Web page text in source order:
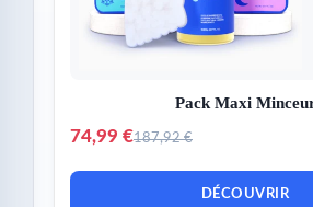
Pack Maxi
74,99 €187,92 €
DÉCOUVRIR